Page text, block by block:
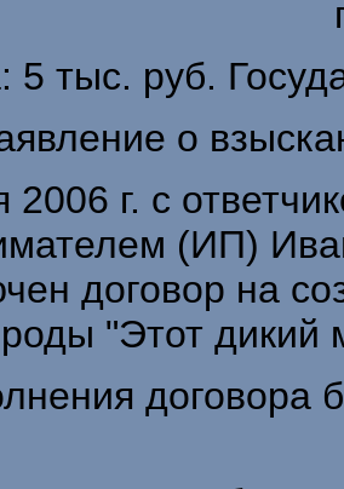
5 тыс. руб.
о
2006 г. с
(ИП)
договор на
"Этот дикий
договора